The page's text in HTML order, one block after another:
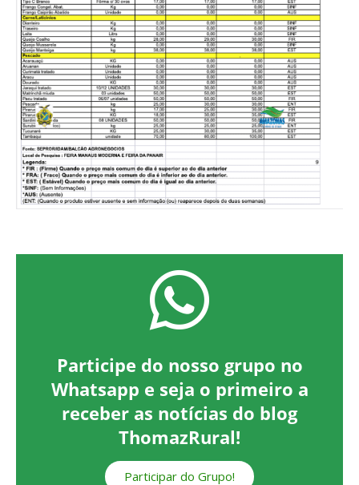
Participe do nosso grupo no
Whatsapp e seja o primeiro a
receber as notícias do blog
ThomazRural!
Participar do Grupo!